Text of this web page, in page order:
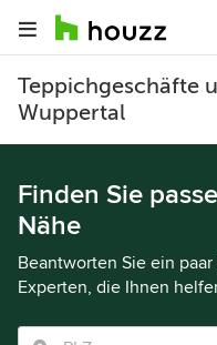
Teppichgeschäfte
Wuppertal
Finden Sie
Nähe
Beantworten Sie ein
Experten, die Ihnen